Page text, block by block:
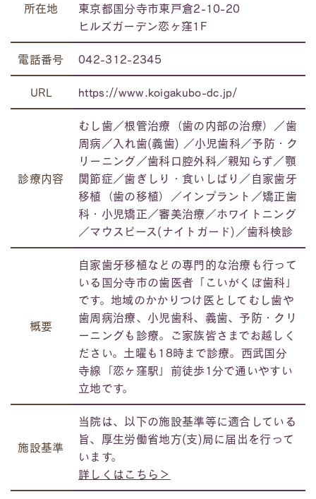
所在地
東京都国分寺市東戸倉2-10-20
ヒルズガーデン恋ヶ窪1F
電話番号 042-312-2345
URL https://www.koigakubo-dc.jp/
診療内容
むし歯／根管治療（⻭の内部の治療）／歯
周病／入れ歯(義歯) ／小児歯科／予防・ク
リーニング／歯科口腔外科／親知らず／顎
関節症／歯ぎしり・食いしばり／自家歯牙
移植（⻭の移植）／インプラント／矯正歯
科・小児矯正／審美治療／ホワイトニング
／マウスピース(ナイトガード)／歯科検診
概要
自家歯牙移植などの専門的な治療も行って
いる国分寺市の歯医者「こいがくぼ歯科」
です。地域のかかりつけ医としてむし歯や
歯周病治療、小児歯科、義歯、予防・クリ
ーニングも診療。ご家族皆さまでお越しく
ださい。土曜も18時まで診療。⻄武国分
寺線「恋ヶ窪駅」前徒歩1分で通いやすい
⽴地です。
施設基準
当院は、以下の施設基準等に適合している
旨、厚生労働省地方(支)局に届出を行って
います。
詳しくはこちら＞